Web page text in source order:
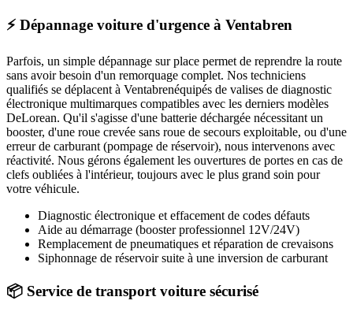
⚡ Dépannage voiture d'urgence à Ventabren
Parfois, un simple dépannage sur place permet de reprendre la route
sans avoir besoin d'un remorquage complet. Nos techniciens
qualifiés se déplacent à Ventabrenéquipés de valises de diagnostic
électronique multimarques compatibles avec les derniers modèles
DeLorean. Qu'il s'agisse d'une batterie déchargée nécessitant un
booster, d'une roue crevée sans roue de secours exploitable, ou d'une
erreur de carburant (pompage de réservoir), nous intervenons avec
réactivité. Nous gérons également les ouvertures de portes en cas de
clefs oubliées à l'intérieur, toujours avec le plus grand soin pour
votre véhicule.
Diagnostic électronique et effacement de codes défauts
Aide au démarrage (booster professionnel 12V/24V)
Remplacement de pneumatiques et réparation de crevaisons
Siphonnage de réservoir suite à une inversion de carburant
📦 Service de transport voiture sécurisé